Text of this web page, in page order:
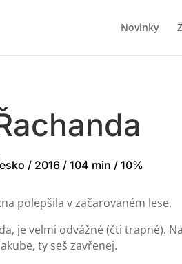
Novinky
/ 2016 / 104 min / 10%
polepšila v začarovaném lese.
je velmi odvážné (čti trapné).
ty seš zavřenej.